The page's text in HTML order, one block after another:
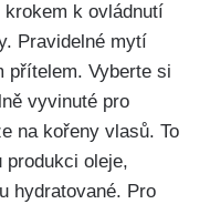
k ovládnutí⁢
Pravidelné mytí
přítelem. Vyberte si
vyvinuté pro
na​ kořeny vlasů. To
produkci​ oleje,
hydratované. Pro